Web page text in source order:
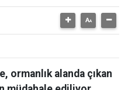
ormanlık alanda çıkan